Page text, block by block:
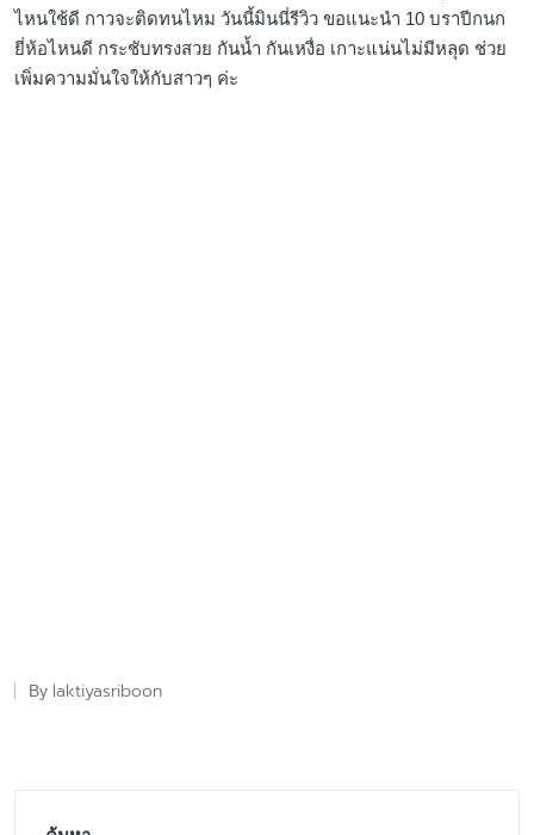
ไหนใช้ดี กาวจะติดทนไหม วันนี้มินนี่รีวิว ขอแนะนำ 10 บราปีกนก
ยี่ห้อไหนดี กระชับทรงสวย กันน้ำ กันเหงื่อ เกาะแน่นไม่มีหลุด ช่วย
เพิ่มความมั่นใจให้กับสาวๆ ค่ะ
Posted
By laktiyasriboon